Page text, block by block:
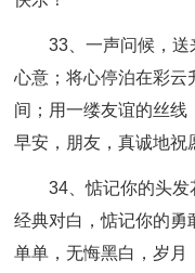
33、一声问候，
心意；将心停泊在彩云
间；用一缕友谊的丝线
早安，朋友，真诚地祝
34、惦记你的头
经典对白，惦记你的勇
单单，无悔黑白，岁月